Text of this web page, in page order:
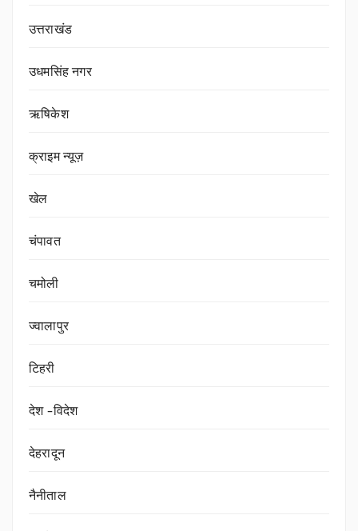
उत्तराखंड
उधमसिंह नगर
ऋषिकेश
क्राइम न्यूज़
खेल
चंपावत
चमोली
ज्वालापुर
टिहरी
देश -विदेश
देहरादून
नैनीताल